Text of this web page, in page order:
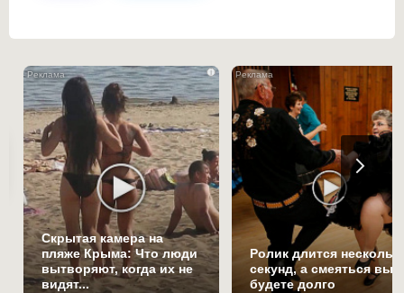
i
Скрытая камера на
пляже Крыма: Что люди
вытворяют, когда их не
видят...
Ролик длится
секунд, а смеяться вы
будете долго